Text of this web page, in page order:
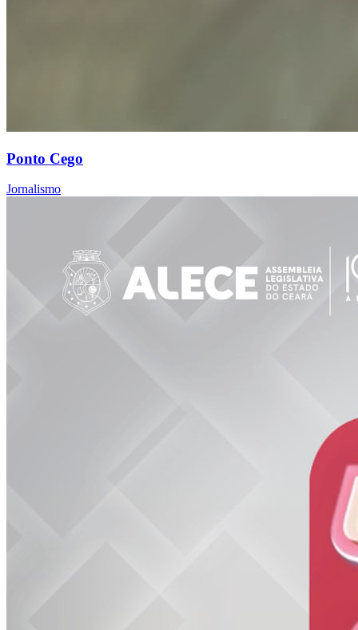
Ponto Cego
Jornalismo